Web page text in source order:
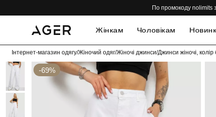
По промокоду nolimits
Жінкам Чоловікам
Інтернет-магазин одягу/Жіночий одяг/Жіночі джинси/Джинси жіночі,
-69%